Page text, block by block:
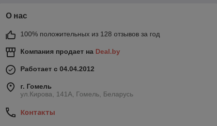
О нас
100% положительных из 128 отзывов за год
Компания продает на Deal.by
Работает с 04.04.2012
г. Гомель
ул.Кирова, 141А, Гомель, Беларусь
Контакты